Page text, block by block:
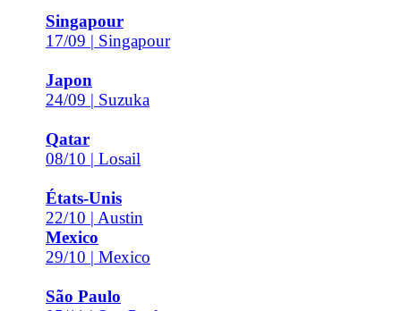
Singapour
17/09 | Singapour
Japon
24/09 | Suzuka
Qatar
08/10 | Losail
États-Unis
22/10 | Austin
Mexico
29/10 | Mexico
São Paulo